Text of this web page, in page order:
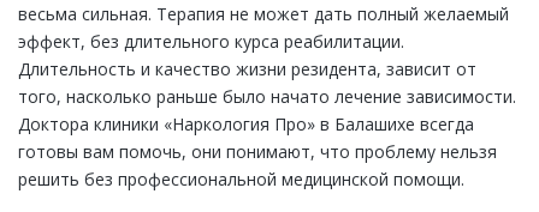
весьма сильная. Терапия не может дать полный желаемый
эффект, без длительного курса реабилитации.
Длительность и качество жизни резидента, зависит от
того, насколько раньше было начато лечение зависимости.
Доктора клиники «Наркология Про» в Балашихе всегда
готовы вам помочь, они понимают, что проблему нельзя
решить без профессиональной медицинской помощи.